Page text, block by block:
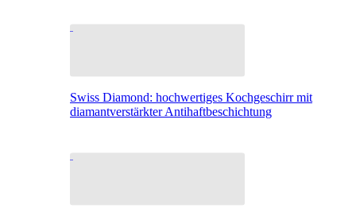
Swiss Diamond: hochwertiges Kochgeschirr mit
diamantverstärkter Antihaftbeschichtung